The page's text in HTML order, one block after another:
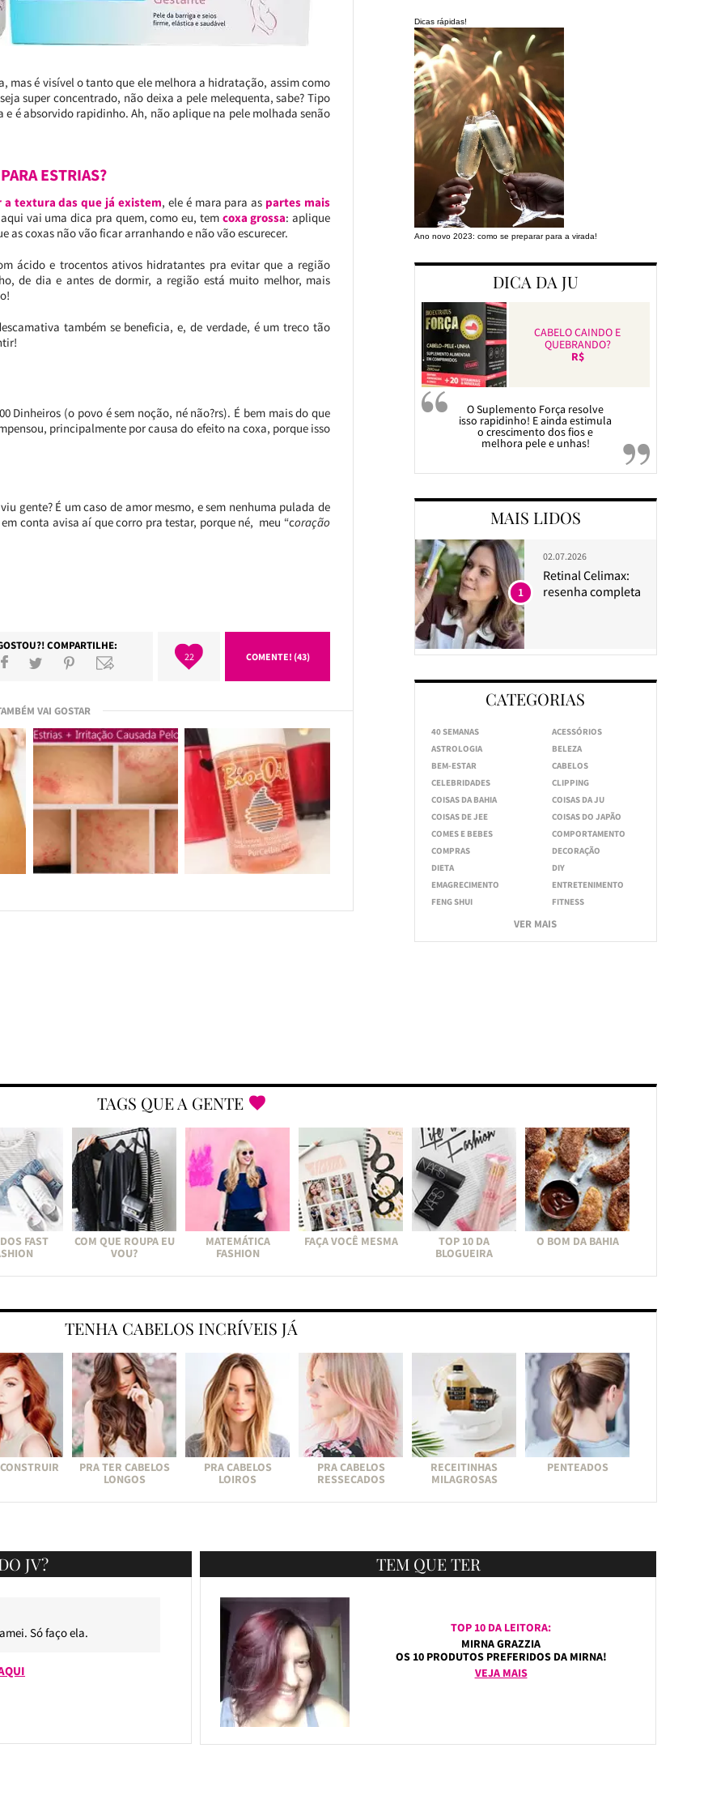
mas é visível o tanto que ele melhora a hidratação, assim como
super concentrado, não deixa a pele melequenta, sabe? Tipo
é absorvido rapidinho. Ah, não aplique na pele molhada senão
ESTRIAS?
textura das que já existem, ele é mara para as partes mais
vai uma dica pra quem, como eu, temcoxa grossa: aplique
as coxas não vão ficar arranhando e não vão escurecer.
ácido e trocentos ativos hidratantes pra evitar que a região
de dia e antes de dormir, a região está muito melhor, mais
também se beneficia, e, de verdade, é um treco tão
Dinheiros (o povo é sem noção, né não?rs). É bem mais do que
principalmente por causa do efeito na coxa, porque isso
gente? É um caso de amor mesmo, e sem nenhuma pulada de
conta avisa aí que corro pra testar, porque né, meu “coração
COMPARTILHE:
22 COMENTE! (43)
VAI GOSTAR
Dicas rápidas!
Ano novo 2023: como se preparar para a virada!
DICA DA JU
CABELO CAINDO E
QUEBRANDO?
R$
O Suplemento Força resolve
isso rapidinho! E ainda estimula
o crescimento dos fios e
melhora pele e unhas!
MAIS LIDOS
02.07.2026
Retinal Celimax:
resenha completa
1
CATEGORIAS
40 SEMANAS
ACESSÓRIOS
ASTROLOGIA
BELEZA
BEM-ESTAR
CABELOS
CELEBRIDADES
CLIPPING
COISAS DA BAHIA
COISAS DA JU
COISAS DE JEE
COISAS DO JAPÃO
COMES E BEBES
COMPORTAMENTO
COMPRAS
DECORAÇÃO
DIETA
DIY
EMAGRECIMENTO
ENTRETENIMENTO
FENG SHUI
FITNESS
VER MAIS
TAGS QUE A GENTE
FAST
COM QUE ROUPA EU
VOU?
MATEMÁTICA
FASHION
FAÇA VOCÊ MESMA
TOP 10 DA
BLOGUEIRA
O BOM DA BAHIA
TENHA CABELOS INCRÍVEIS JÁ
PRA TER CABELOS
LONGOS
PRA CABELOS
LOIROS
PRA CABELOS
RESSECADOS
RECEITINHAS
MILAGROSAS
PENTEADOS
JV?
Só faço ela.
TEM QUE TER
TOP 10 DA LEITORA:
MIRNA GRAZZIA
OS 10 PRODUTOS PREFERIDOS DA MIRNA!
VEJA MAIS